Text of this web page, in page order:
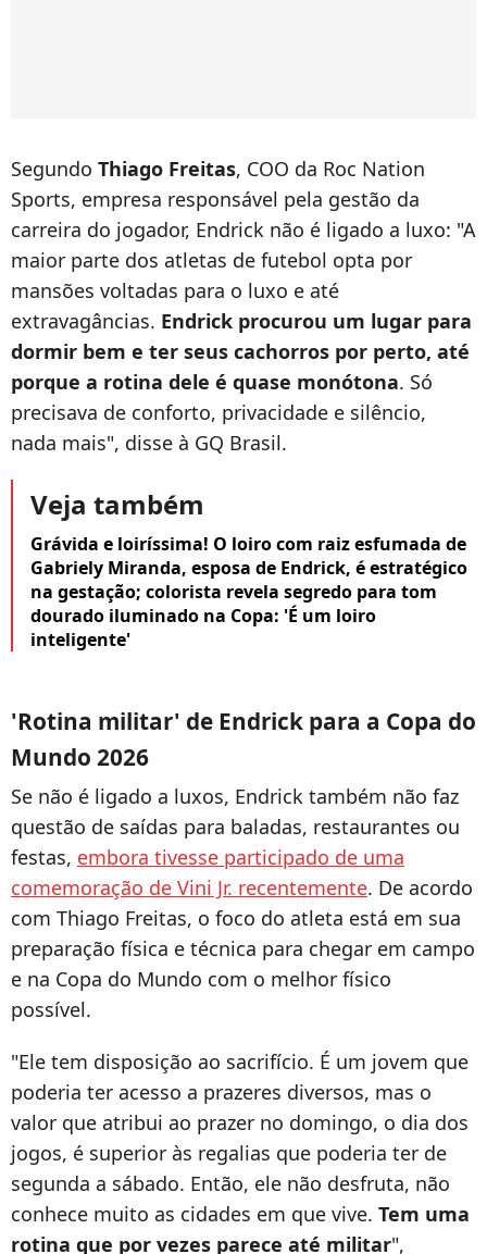
Segundo Thiago Freitas, COO da Roc Nation
Sports, empresa responsável pela gestão da
carreira do jogador, Endrick não é ligado a luxo: "A
maior parte dos atletas de futebol opta por
mansões voltadas para o luxo e até
extravagâncias. Endrick procurou um lugar para
dormir bem e ter seus cachorros por perto, até
porque a rotina dele é quase monótona. Só
precisava de conforto, privacidade e silêncio,
nada mais", disse à GQ Brasil.
Veja também
Grávida e loiríssima! O loiro com raiz esfumada de
Gabriely Miranda, esposa de Endrick, é estratégico
na gestação; colorista revela segredo para tom
dourado iluminado na Copa: 'É um loiro
inteligente'
'Rotina militar' de Endrick para a Copa do
Mundo 2026
Se não é ligado a luxos, Endrick também não faz
questão de saídas para baladas, restaurantes ou
festas, embora tivesse participado de uma
comemoração de Vini Jr. recentemente. De acordo
com Thiago Freitas, o foco do atleta está em sua
preparação física e técnica para chegar em campo
e na Copa do Mundo com o melhor físico
possível.
"Ele tem disposição ao sacrifício. É um jovem que
poderia ter acesso a prazeres diversos, mas o
valor que atribui ao prazer no domingo, o dia dos
jogos, é superior às regalias que poderia ter de
segunda a sábado. Então, ele não desfruta, não
conhece muito as cidades em que vive. Tem uma
rotina que por vezes parece até militar",